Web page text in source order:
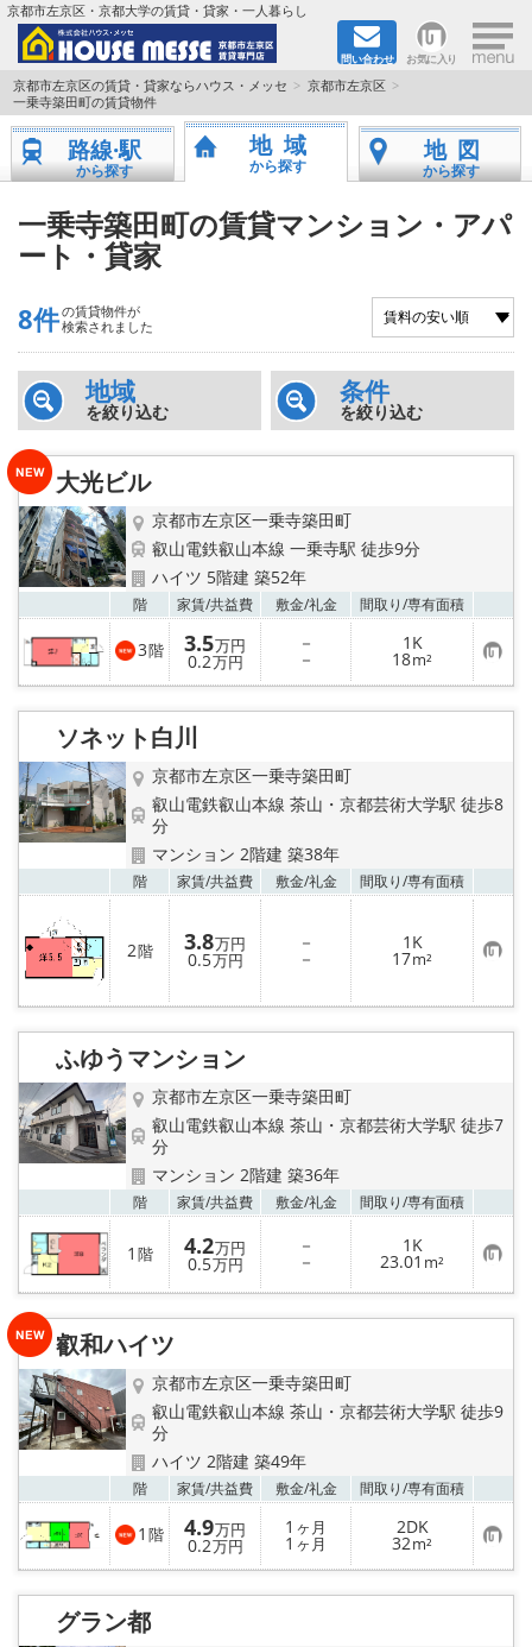
京都市左京区・京都大学の賃貸・貸家・一人暮らし
問い合わせ お気に入り ×
TOPページ
地図から検索
京都大学＆京都芸術大学生さんに
書類DL & 入居者さまへ
家族で住むならマンション？賃家？
一人暮らしの物件特集
ペット相談OKの賃貸！
特選物件
ハウスメーカー施工特集！
路線·駅から探す
IT重説について
スタッフ紹介
賃貸管理の北白川店
店舗情報·アクセス
会社概要
メールでお問い合わせ
京都市左京区の賃貸・貸家ならハウス・メッセ
京都市左京区
一乗寺築田町の賃貸物件
路線·駅
から探す
地域
から探す
地図
から探す
一乗寺築田町の賃貸マンション・アパ
ート・貸家
8件の賃貸物件が
検索されました
地域
を絞り込む
条件
を絞り込む
大光ビル
京都市左京区一乗寺築田町
叡山電鉄叡山本線 一乗寺駅 徒歩9分
ハイツ 5階建 築52年
階 家賃/共益費 敷金/礼金 間取り/専有面積
3階 3.5万円
0.2万円
－
－
1K
18m² お
気
に
入
ソネット白川
京都市左京区一乗寺築田町
叡山電鉄叡山本線 茶山・京都芸術大学駅 徒歩8
分
マンション 2階建 築38年
階 家賃/共益費 敷金/礼金 間取り/専有面積
2階 3.8万円
0.5万円
－
－
1K
17m² お
気
に
入
登
ふゆうマンション
京都市左京区一乗寺築田町
叡山電鉄叡山本線 茶山・京都芸術大学駅 徒歩7
分
マンション 2階建 築36年
階 家賃/共益費 敷金/礼金 間取り/専有面積
1 階 4.2万円
0.5万円
－
－
1K
23.01 m² お
気
に
り
叡和ハイツ
京都市左京区一乗寺築田町
叡山電鉄叡山本線 茶山・京都芸術大学駅 徒歩9
分
ハイツ 2階建 築49年
階 家賃/共益費 敷金/礼金 間取り/専有面積
1 階 4.9万円
0.2万円
1 ヶ月
1 ヶ月
2DK
32m² お
気
に
入
グラン都